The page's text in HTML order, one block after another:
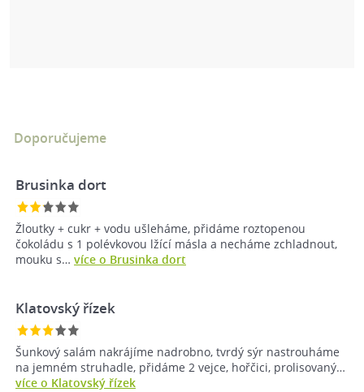
Doporučujeme
Brusinka dort
Žloutky + cukr + vodu ušleháme, přidáme roztopenou
čokoládu s 1 polévkovou lžící másla a necháme zchladnout,
mouku s… více o Brusinka dort
Klatovský řízek
Šunkový salám nakrájíme nadrobno, tvrdý sýr nastrouháme
na jemném struhadle, přidáme 2 vejce, hořčici, prolisovaný…
více o Klatovský řízek